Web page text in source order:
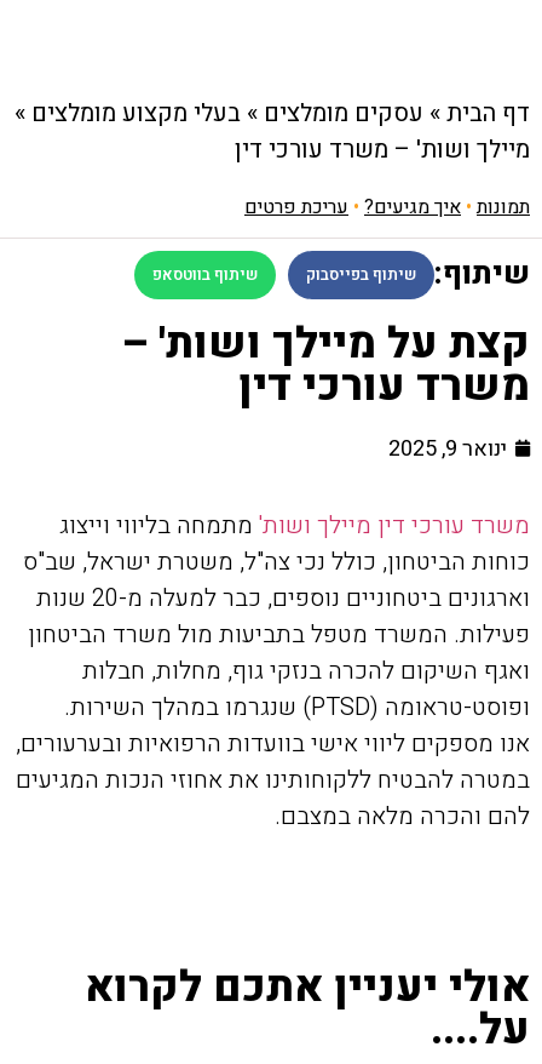
דף הבית» עסקים מומלצים » בעלי מקצוע מומלצים »
מיילך ושות' – משרד עורכי דין
תמונות• איך מגיעים? • עריכת פרטים
שיתוף: שיתוף בפייסבוק שיתוף בווטסאפ
קצת על מיילך ושות' –
משרד עורכי דין
ינואר 9, 2025
משרד עורכי דין מיילך ושות' מתמחה בליווי וייצוג
כוחות הביטחון, כולל נכי צה"ל, משטרת ישראל, שב"ס
וארגונים ביטחוניים נוספים, כבר למעלה מ-20 שנות
פעילות. המשרד מטפל בתביעות מול משרד הביטחון
ואגף השיקום להכרה בנזקי גוף, מחלות, חבלות
ופוסט-טראומה (PTSD) שנגרמו במהלך השירות.
אנו מספקים ליווי אישי בוועדות הרפואיות ובערעורים,
במטרה להבטיח ללקוחותינו את אחוזי הנכות המגיעים
להם והכרה מלאה במצבם.
אולי יעניין אתכם לקרוא
על....